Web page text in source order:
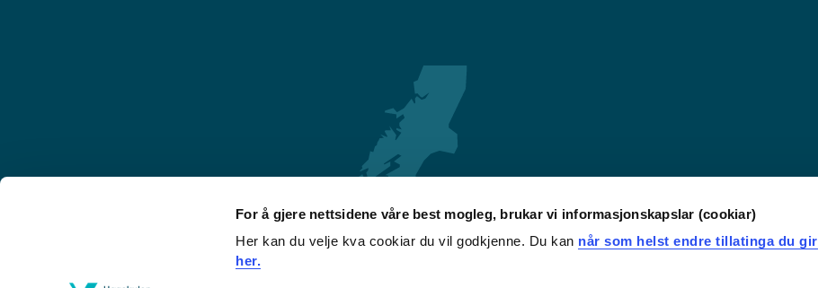
For å gjere nettsidene våre best mogleg, brukar vi informasjonskapslar (cookiar)
Her kan du velje kva cookiar du vil godkjenne. Du kan når som helst endre tillatinga du gir
her.